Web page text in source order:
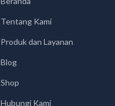
Tentang Kami
Produk dan Layanan
Blog
Shop
Hubungi Kami